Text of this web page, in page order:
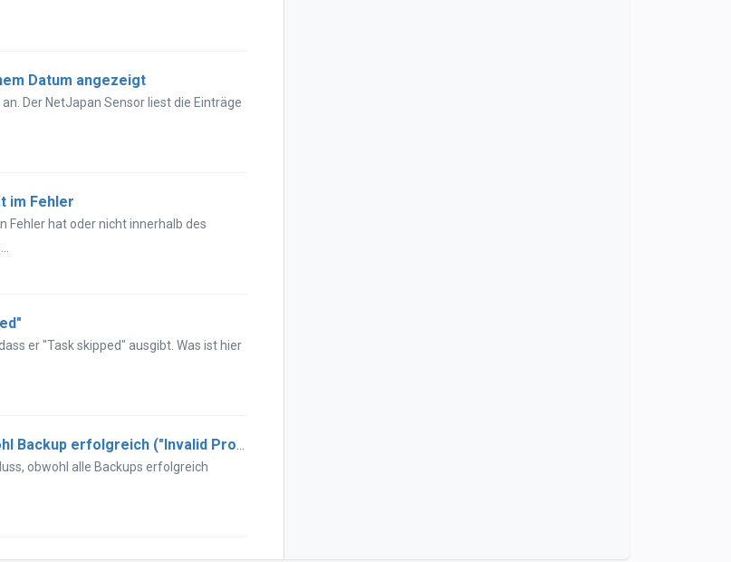
Datum angezeigt
Der NetJapan Sensor liest die Einträge
im Fehler
Fehler hat oder nicht innerhalb des
er "Task skipped" ausgibt. Was ist hier
obwohl alle Backups erfolgreich